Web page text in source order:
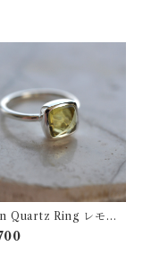
Ring レモン
シルバーリング